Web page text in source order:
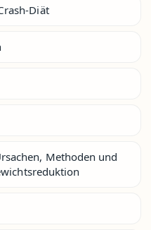
Diät
Methoden und